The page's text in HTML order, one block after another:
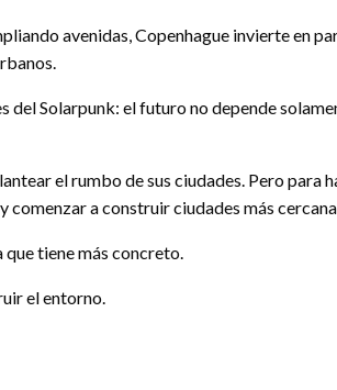
avenidas, Copenhague invierte en
del Solarpunk: el futuro no depende
el rumbo de sus ciudades. Pero para
a construir ciudades más
que tiene más concreto.
el entorno.